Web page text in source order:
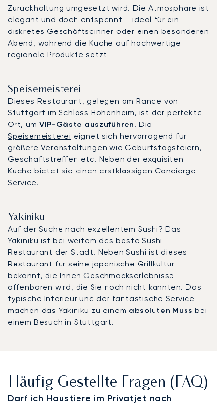
Zurückhaltung umgesetzt wird. Die Atmosphäre ist
elegant und doch entspannt – ideal für ein
diskretes Geschäftsdinner oder einen besonderen
Abend, während die Küche auf hochwertige
regionale Produkte setzt.
Speisemeisterei
Dieses Restaurant, gelegen am Rande von
Stuttgart im Schloss Hohenheim, ist der perfekte
Ort, umVIP-Gäste auszuführen. Die
Speisemeisterei eignet sich hervorragend für
größere Veranstaltungen wie Geburtstagsfeiern,
Geschäftstreffen etc. Neben der exquisiten
Küche bietet sie einen erstklassigen Concierge-
Service.
Yakiniku
Auf der Suche nach exzellentem Sushi? Das
Yakiniku ist bei weitem das beste Sushi-
Restaurant der Stadt. Neben Sushi ist dieses
Restaurant für seine japanische Grillkultur
bekannt, die Ihnen Geschmackserlebnisse
offenbaren wird, die Sie noch nicht kannten. Das
typische Interieur und der fantastische Service
machen das Yakiniku zu einem absoluten Muss bei
einem Besuch in Stuttgart.
Häufig Gestellte Fragen (FAQ)
Darf ich Haustiere im Privatjet nach